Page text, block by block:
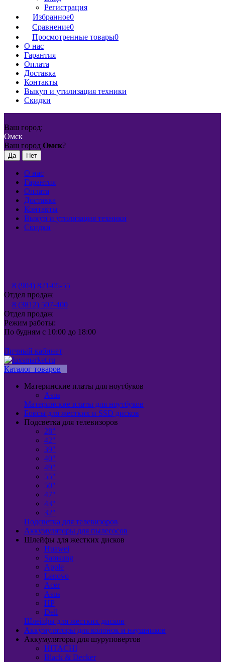
Регистрация
Избранное0
Сравнение0
Просмотренные товары0
О нас
Гарантия
Оплата
Доставка
Контакты
Выкуп и утилизация техники
Скидки
Ваш город:
Омск
Ваш город Омск?
О нас
Гарантия
Оплата
Доставка
Контакты
Выкуп и утилизация техники
Скидки
8 (904) 821-05-55
Отдел продаж
8 (3812) 507-400
Отдел продаж
Режим работы:
По будням с 10:00 до 18:00
Личный кабинет
Каталог товаров
Материнские платы для ноутбуков
Asus
Материнские платы для ноутбуков
Боксы для жестких и SSD дисков
Подсветка для телевизоров
28"
42"
39"
40"
49"
55"
50"
47"
43"
32"
Подсветка для телевизоров
Аккумуляторы для пылесосов
Шлейфы для жестких дисков
Huawei
Samsung
Apple
Lenovo
Acer
Asus
HP
Dell
Шлейфы для жестких дисков
Аккумуляторы для колонок и наушников
Аккумуляторы для шуруповертов
HITACHI
Black & Decker